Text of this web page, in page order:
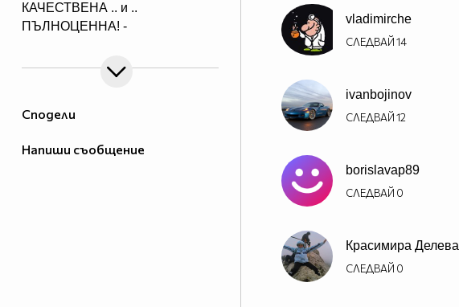
Сподели
Напиши съобщение
КАЧЕСТВЕНА .. и ..
ПЪЛНОЦЕННА! -
( ако желаеш да получиш нещо,
което ще слушаш с удоволствие
vladimirche
СЛЕДВАЙ14
ivanbojinov
СЛЕДВАЙ12
borislavap89
СЛЕДВАЙ 0
Красимира Делева
СЛЕДВАЙ 0